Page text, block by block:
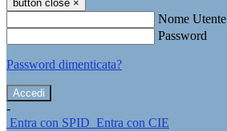
button close ×
Nome Utente
Password
Password dimenticata?
-
Entra con SPID Entra con CIE